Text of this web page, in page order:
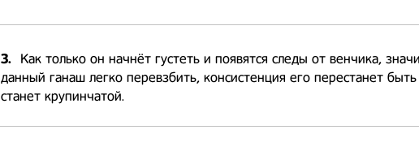
3.
Как только он начнёт густеть и появятся следы от венчика,
данный ганаш легко перевзбить, консистенция его перестанет
станет крупинчатой.